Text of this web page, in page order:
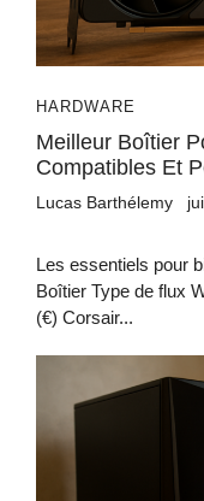
HARDWARE
Meilleur Boîtier
Compatibles Et
Lucas Barthélemy
Les essentiels pour
Boîtier Type de flux
(€) Corsair...